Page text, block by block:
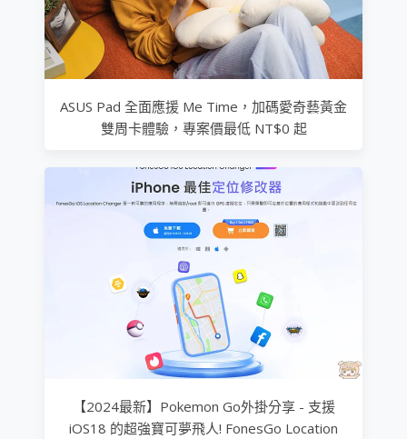
ASUS Pad 全面應援 Me Time，加碼愛奇藝黃金
雙周卡體驗，專案價最低 NT$0 起
【2024最新】Pokemon Go外掛分享 - 支援
iOS18 的超強寶可夢飛人! FonesGo Location